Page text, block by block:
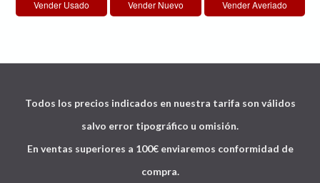
Todos los precios indicados en nuestra tarifa son válidos
salvo error tipográfico u omisión.
En ventas superiores a 100€ enviaremos conformidad de
compra.